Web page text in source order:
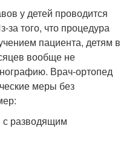
у детей проводится
за того, что процедура
пациента, детям в
вообще не
Врач-ортопед
меры без
с разводящим